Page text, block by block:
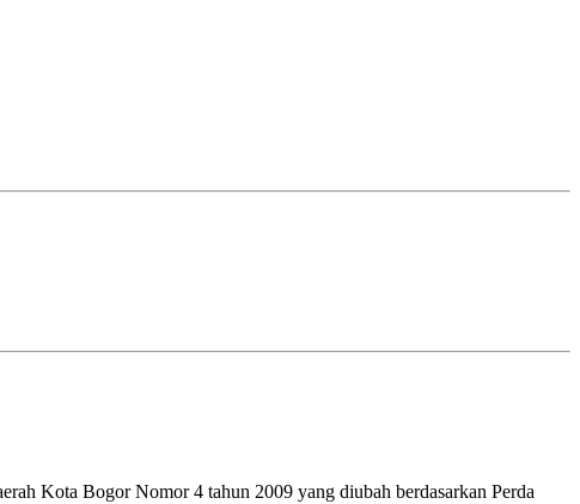
Kota Bogor Nomor 4 tahun 2009 yang diubah berdasarkan Perda